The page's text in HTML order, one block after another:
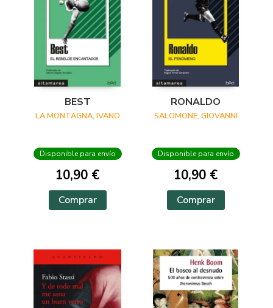
BEST
LA MONTAGNA, IVANO
Disponible para envío
10,90 €
Comprar
RONALDO
SALOMONE, GIOVANNI
Disponible para envío
10,90 €
Comprar